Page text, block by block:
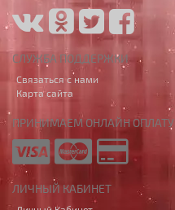
СЛУЖБА ПОДДЕРЖКИ
Связаться с нами
Карта сайта
ПРИНИМАЕМ ОНЛАЙН ОПЛАТУ
ЛИЧНЫЙ КАБИНЕТ